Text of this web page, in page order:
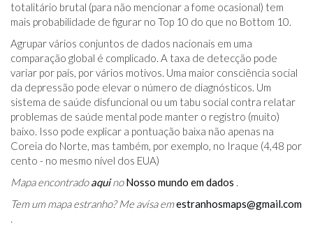
totalitário brutal (para não mencionar a fome ocasional) tem
mais probabilidade de figurar no Top 10 do que no Bottom 10.
Agrupar vários conjuntos de dados nacionais em uma
comparação global é complicado. A taxa de detecção pode
variar por país, por vários motivos. Uma maior consciência social
da depressão pode elevar o número de diagnósticos. Um
sistema de saúde disfuncional ou um tabu social contra relatar
problemas de saúde mental pode manter o registro (muito)
baixo. Isso pode explicar a pontuação baixa não apenas na
Coreia do Norte, mas também, por exemplo, no Iraque (4,48 por
cento - no mesmo nível dos EUA)
Mapa encontradoaquino Nosso mundo em dados .
Tem um mapa estranho? Me avisa emestranhosmaps@gmail.com
.